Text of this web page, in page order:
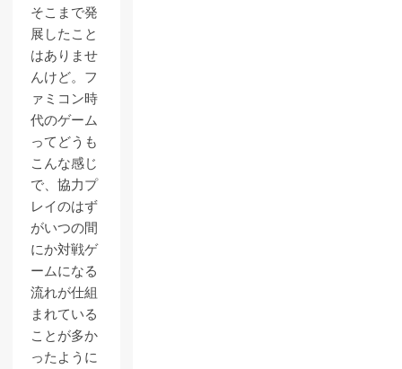
そこまで発
展したこと
はありませ
んけど。フ
ァミコン時
代のゲーム
ってどうも
こんな感じ
で、協力プ
レイのはず
がいつの間
にか対戦ゲ
ームになる
流れが仕組
まれている
ことが多か
ったように